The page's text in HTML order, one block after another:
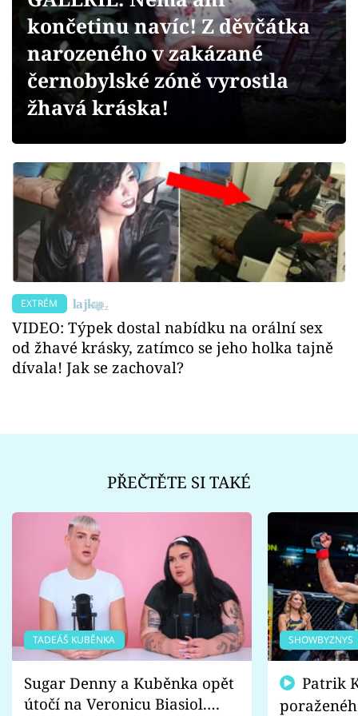
Videa
Sledujte prima+
Sledujte nás
končetinu navíc! Z děvčátka
narozeného v zakázané
černobylské zóně vyrostla
žhavá kráska!
EXTRÉM
VIDEO: Týpek dostal nabídku na orální sex
od žhavé krásky, zatímco se jeho holka tajně
dívala! Jak se zachoval?
PŘEČTĚTE SI TAKÉ
TADEÁŠ KUBĚNKA
Sugar Denny a Kuběnka opět
útočí na Veronicu Biasiol.
SHOWBYZNYS